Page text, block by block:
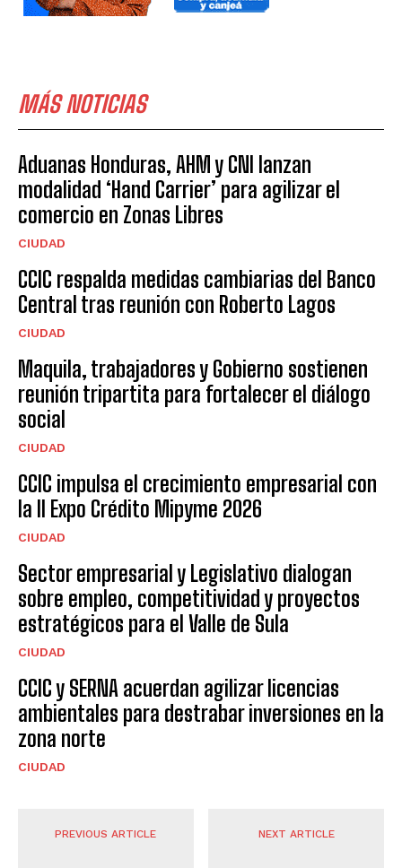
MÁS NOTICIAS
Aduanas Honduras, AHM y CNI lanzan
modalidad ‘Hand Carrier’ para agilizar el
comercio en Zonas Libres
CIUDAD
CCIC respalda medidas cambiarias del Banco
Central tras reunión con Roberto Lagos
CIUDAD
Maquila, trabajadores y Gobierno sostienen
reunión tripartita para fortalecer el diálogo
social
CIUDAD
CCIC impulsa el crecimiento empresarial con
la II Expo Crédito Mipyme 2026
CIUDAD
Sector empresarial y Legislativo dialogan
sobre empleo, competitividad y proyectos
estratégicos para el Valle de Sula
CIUDAD
CCIC y SERNA acuerdan agilizar licencias
ambientales para destrabar inversiones en la
zona norte
CIUDAD
PREVIOUS ARTICLE NEXT ARTICLE